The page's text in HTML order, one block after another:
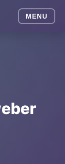
MENU